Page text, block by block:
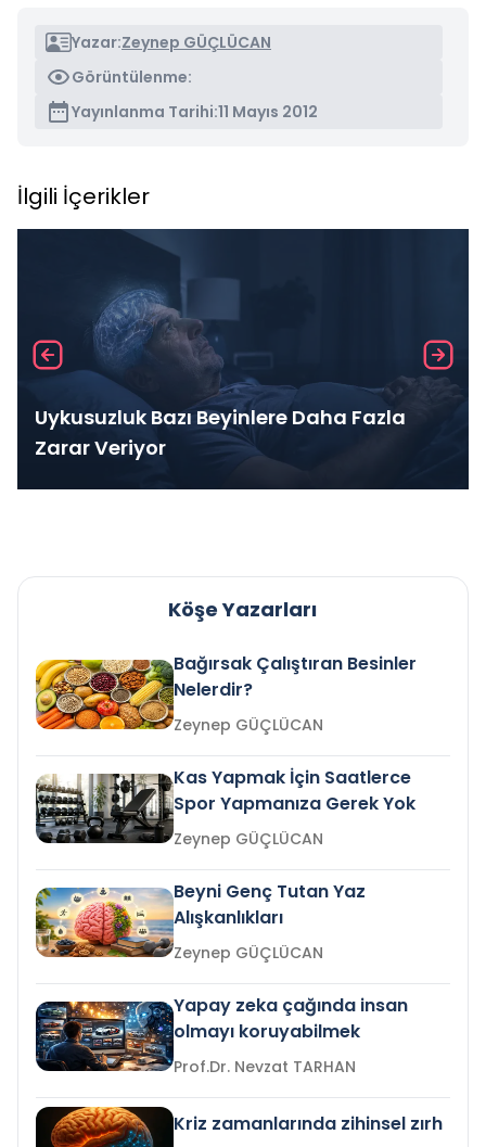
Yazar:Zeynep GÜÇLÜCAN
Görüntülenme:
Yayınlanma Tarihi:11 Mayıs 2012
İlgili İçerikler
Uykusuzluk Bazı Beyinlere Daha Fazla
Zarar Veriyor
Köşe Yazarları
Bağırsak Çalıştıran Besinler
Nelerdir?
Zeynep GÜÇLÜCAN
Kas Yapmak İçin Saatlerce
Spor Yapmanıza Gerek Yok
Zeynep GÜÇLÜCAN
Beyni Genç Tutan Yaz
Alışkanlıkları
Zeynep GÜÇLÜCAN
Yapay zeka çağında insan
olmayı koruyabilmek
Prof.Dr. Nevzat TARHAN
Kriz zamanlarında zihinsel zırh